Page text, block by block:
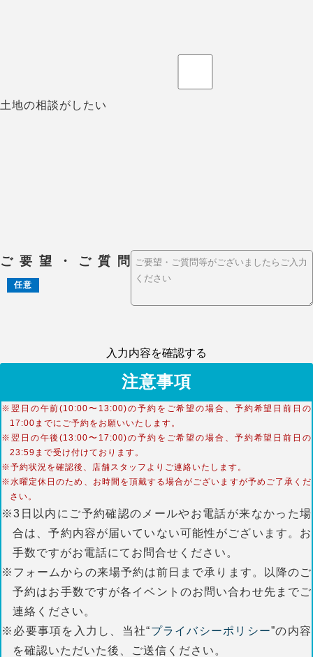
土地の相談がしたい
ご要望・ご質問
任意
入力内容を確認する
注意事項
※翌日の午前(10:00〜13:00)の予約をご希望の場合、予約希望日前日の
17:00までにご予約をお願いいたします。
※翌日の午後(13:00〜17:00)の予約をご希望の場合、予約希望日前日の
23:59まで受け付けております。
※予約状況を確認後、店舗スタッフよりご連絡いたします。
※水曜定休日のため、お時間を頂戴する場合がございますが予めご了承くだ
さい。
※3日以内にご予約確認のメールやお電話が来なかった場
合は、予約内容が届いていない可能性がございます。お
手数ですがお電話にてお問合せください。
※フォームからの来場予約は前日まで承ります。以降のご
予約はお手数ですが各イベントのお問い合わせ先までご
連絡ください。
※必要事項を入力し、当社“プライバシーポリシー”の内容
を確認いただいた後、ご送信ください。